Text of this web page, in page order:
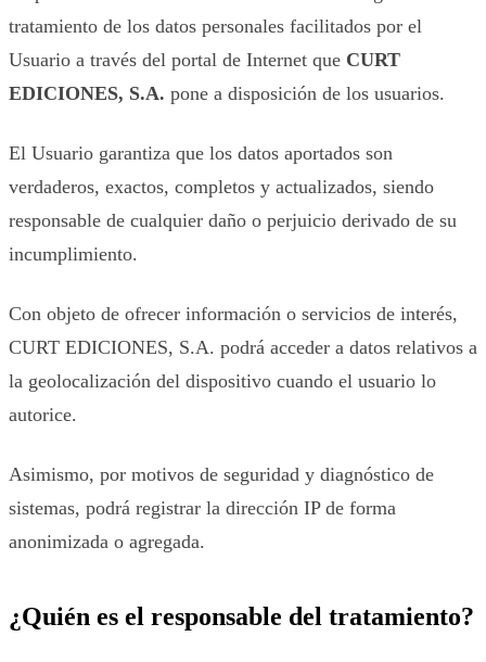
tratamiento de los datos personales facilitados por el
Usuario a través del portal de Internet que CURT
EDICIONES, S.A. pone a disposición de los usuarios.
El Usuario garantiza que los datos aportados son
verdaderos, exactos, completos y actualizados, siendo
responsable de cualquier daño o perjuicio derivado de su
incumplimiento.
Con objeto de ofrecer información o servicios de interés,
CURT EDICIONES, S.A. podrá acceder a datos relativos a
la geolocalización del dispositivo cuando el usuario lo
autorice.
Asimismo, por motivos de seguridad y diagnóstico de
sistemas, podrá registrar la dirección IP de forma
anonimizada o agregada.
¿Quién es el responsable del tratamiento?